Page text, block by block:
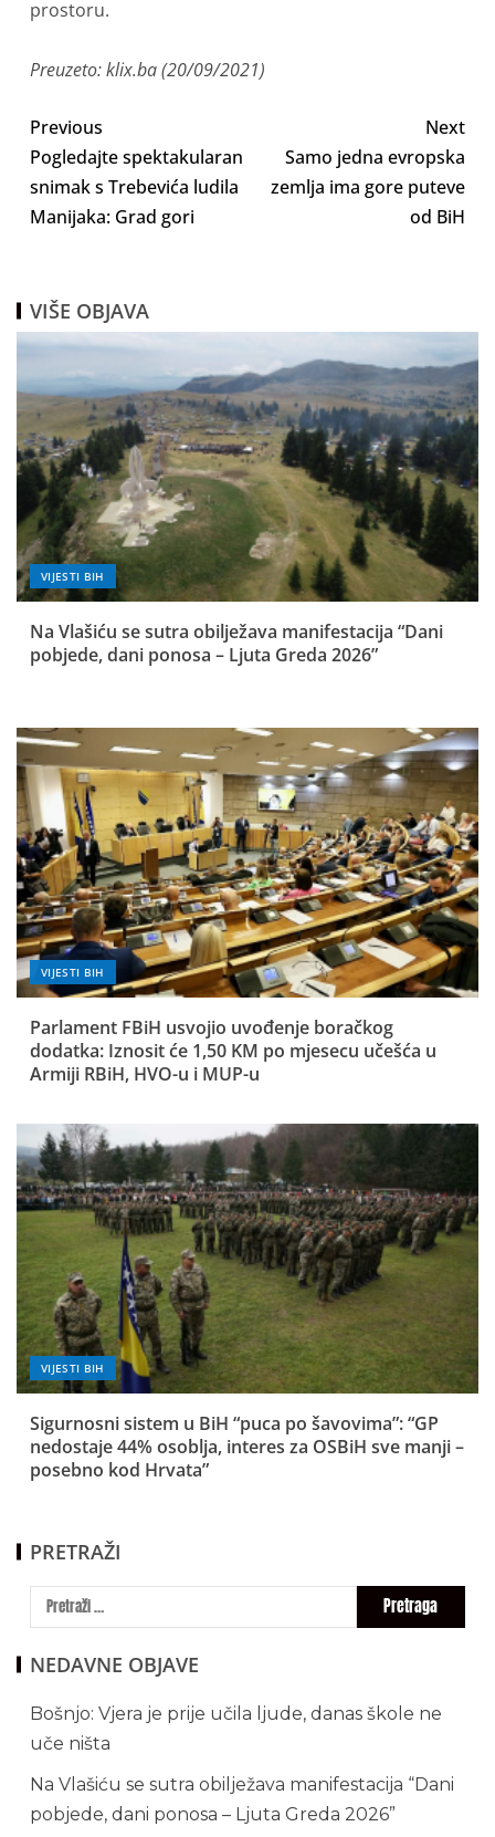
prostoru.
Preuzeto: klix.ba (20/09/2021)
Previous
Pogledajte spektakularan
snimak s Trebevića ludila
Manijaka: Grad gori
Next
Samo jedna evropska
zemlja ima gore puteve
od BiH
VIŠE OBJAVA
VIJESTI BIH
Na Vlašiću se sutra obilježava manifestacija “Dani
pobjede, dani ponosa – Ljuta Greda 2026”
VIJESTI BIH
Parlament FBiH usvojio uvođenje boračkog
dodatka: Iznosit će 1,50 KM po mjesecu učešća u
Armiji RBiH, HVO-u i MUP-u
VIJESTI BIH
Sigurnosni sistem u BiH “puca po šavovima”: “GP
nedostaje 44% osoblja, interes za OSBiH sve manji –
posebno kod Hrvata”
PRETRAŽI
NEDAVNE OBJAVE
Bošnjo: Vjera je prije učila ljude, danas škole ne
uče ništa
Na Vlašiću se sutra obilježava manifestacija “Dani
pobjede, dani ponosa – Ljuta Greda 2026”